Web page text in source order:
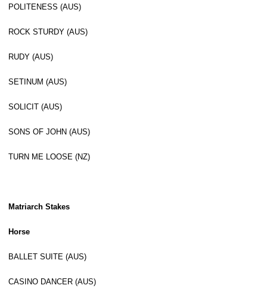
POLITENESS (AUS)
ROCK STURDY (AUS)
RUDY (AUS)
SETINUM (AUS)
SOLICIT (AUS)
SONS OF JOHN (AUS)
TURN ME LOOSE (NZ)
Matriarch Stakes
Horse
BALLET SUITE (AUS)
CASINO DANCER (AUS)